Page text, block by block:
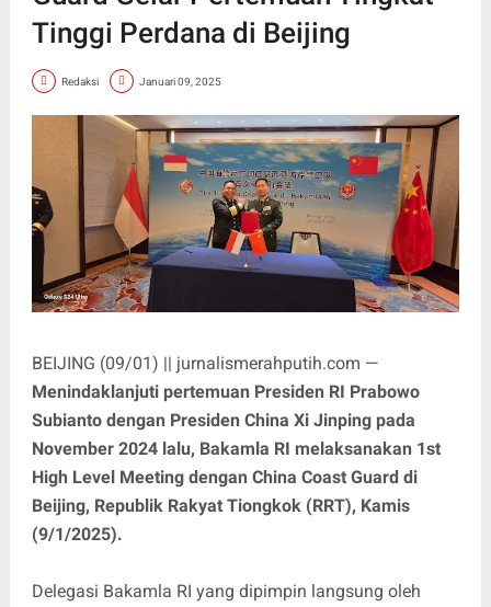
Tinggi Perdana di Beijing
Redaksi Januari 09, 2025
BEIJING (09/01) || jurnalismerahputih.com —
Menindaklanjuti pertemuan Presiden RI Prabowo
Subianto dengan Presiden China Xi Jinping pada
November 2024 lalu, Bakamla RI melaksanakan 1st
High Level Meeting dengan China Coast Guard di
Beijing, Republik Rakyat Tiongkok (RRT), Kamis
(9/1/2025).
Delegasi Bakamla RI yang dipimpin langsung oleh